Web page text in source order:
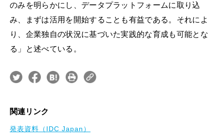
のみを明らかにし、データプラットフォームに取り込
み、まずは活用を開始することも有益である。それによ
り、企業独自の状況に基づいた実践的な育成も可能とな
る」と述べている。
関連リンク
発表資料（IDC Japan）